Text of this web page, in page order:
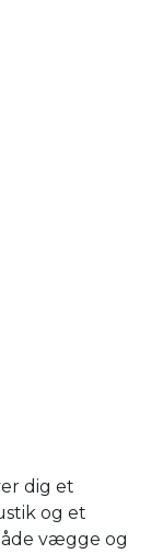
dig et
og et
vægge og